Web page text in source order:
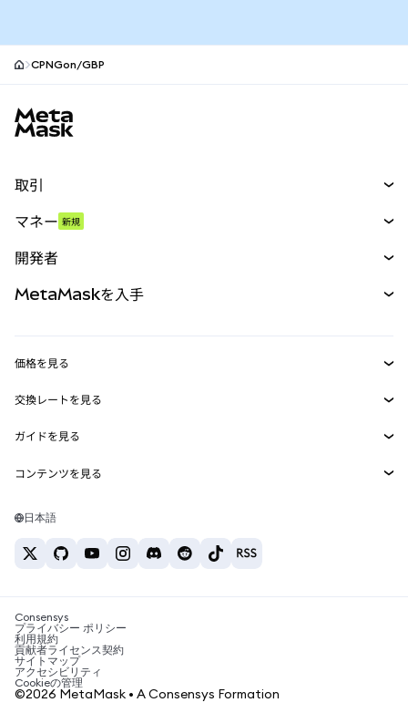
CPNGon/GBP
取引
パーペチュアル
RWA
マネー 新規
開発者
MetaMask Connect
Snaps
Web3サービス
MetaMaskを入手
セキュリティ
サポート
キャリア
お問い合わせ
価格を見る
イーサリアムの価格
Solanaの価格
Tetherの価格
交換レートを見る
ETH→USD
USDT→INR
BTC→INR
ETH→USDT
ガイドを見る
ETHの購入
USDTの購入
SHIBの購入
BNBの購入
コンテンツを見る
Solanaウォレット
税制関連ニュース
暗号資産の購入方法は？
ビットコインを売るには？
日本語
Consensys
プライバシー ポリシー
利用規約
貢献者ライセンス契約
サイトマップ
アクセシビリティ
Cookieの管理
©2026 MetaMask • A Consensys Formation